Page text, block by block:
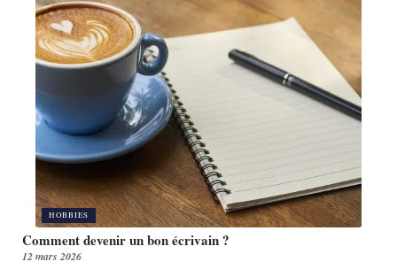
HOBBIES
Comment devenir un bon écrivain ?
12 mars 2026